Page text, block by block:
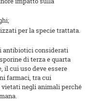
per la specie trattata.
antibiotici considerati
di terza e quarta
il cui uso deve essere
farmaci, tra cui
vietati negli animali perché